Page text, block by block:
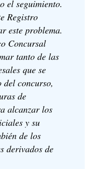
el seguimiento.
Registro
este problema.
Concursal
tanto de las
que se
concurso,
de
alcanzar los
y su
de los
derivados de